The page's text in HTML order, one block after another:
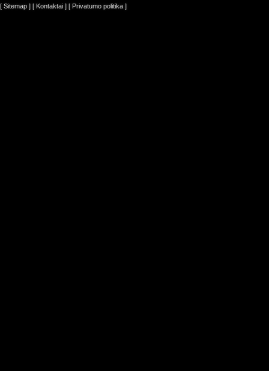
[ Sitemap ] [ Kontaktai ] [ Privatumo politika ]